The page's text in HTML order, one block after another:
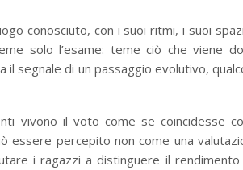
conosciuto, con i suoi ritmi, i suoi
solo l’esame: teme ciò che viene
il segnale di un passaggio evolutivo,
vivono il voto come se coincidesse
essere percepito non come una
i ragazzi a distinguere il rendimento